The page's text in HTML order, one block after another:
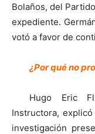
Bolaños, del
expediente.
votó a favor de
¿Por qué no
Hugo Eric
Instructora,
investigación